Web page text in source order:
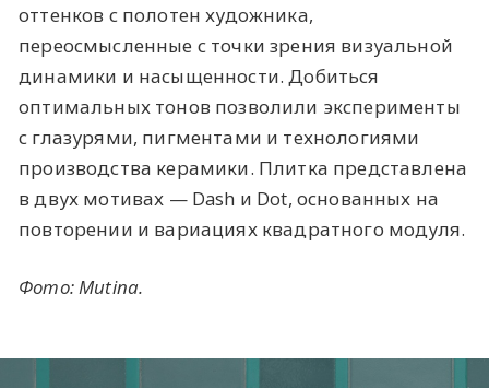
оттенков с полотен художника,
переосмысленные с точки зрения визуальной
динамики и насыщенности. Добиться
оптимальных тонов позволили эксперименты
с глазурями, пигментами и технологиями
производства керамики. Плитка представлена
в двух мотивах — Dash и Dot, основанных на
повторении и вариациях квадратного модуля.
Фото: Mutina.